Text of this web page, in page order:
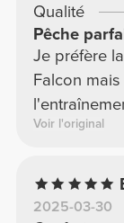
Qualité
Pêche
Je préfère
Falcon
Voir l'original
2025-03-30